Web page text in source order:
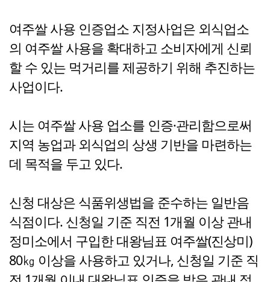
여주쌀 사용 인증업소 지정사업은 외식업소
의 여주쌀 사용을 확대하고 소비자에게 신뢰
할 수 있는 먹거리를 제공하기 위해 추진하는
사업이다.
시는 여주쌀 사용 업소를 인증·관리함으로써
지역 농업과 외식업의 상생 기반을 마련하는
데 목적을 두고 있다.
신청 대상은 식품위생법을 준수하는 일반음
식점이다. 신청일 기준 직전 1개월 이상 관내
정미소에서 구입한 대왕님표 여주쌀(진상미)
80㎏ 이상을 사용하고 있거나, 신청일 기준 직